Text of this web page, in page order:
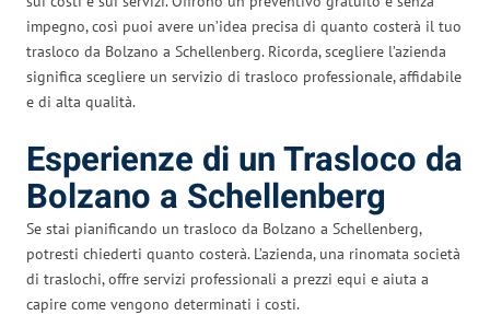
impegno, così puoi avere un’idea precisa di quanto costerà il tuo
trasloco da Bolzano a Schellenberg. Ricorda, scegliere l’azienda
significa scegliere un servizio di trasloco professionale, affidabile
e di alta qualità.
Esperienze di un Trasloco da
Bolzano a Schellenberg
Se stai pianificando un trasloco da Bolzano a Schellenberg,
potresti chiederti quanto costerà. L’azienda, una rinomata società
di traslochi, offre servizi professionali a prezzi equi e aiuta a
capire come vengono determinati i costi.